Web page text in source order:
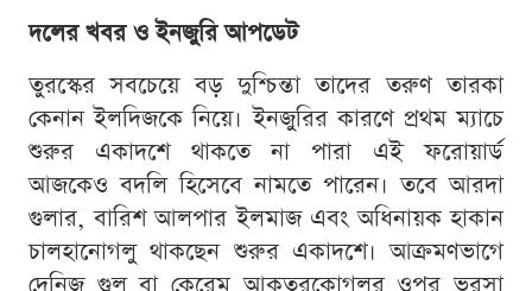
দলের খবর ও ইনজুরি আপডেট
তুরস্কের সবচেয়ে বড় দুশ্চিন্তা তাদের তরুণ তারকা
কেনান ইলদিজকে নিয়ে। ইনজুরির কারণে প্রথম ম্যাচে
শুরুর একাদশে থাকতে না পারা এই ফরোয়ার্ড
আজকেও বদলি হিসেবে নামতে পারেন। তবে আরদা
গুলার, বারিশ আলপার ইলমাজ এবং অধিনায়ক হাকান
চালহানোগলু থাকছেন শুরুর একাদশে। আক্রমণভাগে